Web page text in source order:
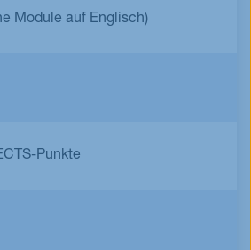
Module auf Englisch)
Punkte